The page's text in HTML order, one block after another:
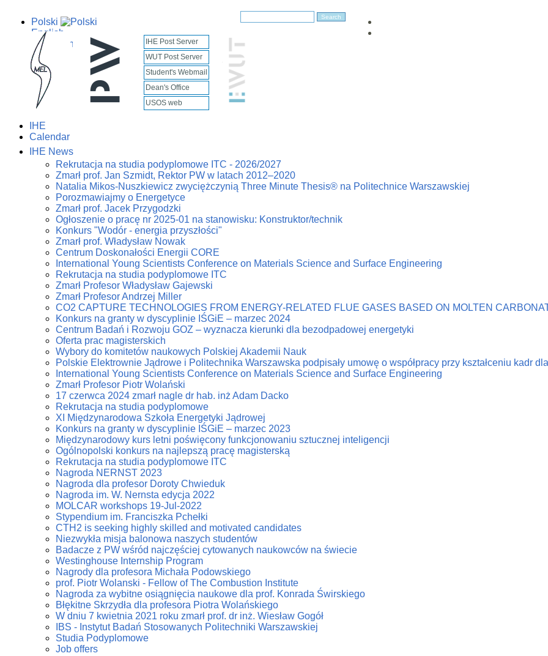
Polski
English
IHE Post Server
WUT Post Server
Student's Webmail
Dean's Office
USOS web
IHE
Calendar
IHE News
Rekrutacja na studia podyplomowe ITC - 2026/2027
Zmarł prof. Jan Szmidt, Rektor PW w latach 2012–2020
Natalia Mikos-Nuszkiewicz zwyciężczynią Three Minute Thesis® na Politechnice Warszawskiej
Porozmawiajmy o Energetyce
Zmarł prof. Jacek Przygodzki
Ogłoszenie o pracę nr 2025-01 na stanowisku: Konstruktor/technik
Konkurs "Wodór - energia przyszłości"
Zmarł prof. Władysław Nowak
Centrum Doskonałości Energii CORE
International Young Scientists Conference on Materials Science and Surface Engineering
Rekrutacja na studia podyplomowe ITC
Zmarł Profesor Władysław Gajewski
Zmarł Profesor Andrzej Miller
CO2 CAPTURE TECHNOLOGIES FROM ENERGY-RELATED FLUE GASES BASED ON MOLTEN
Konkurs na granty w dyscyplinie IŚGiE – marzec 2024
Centrum Badań i Rozwoju GOZ – wyznacza kierunki dla bezodpadowej energetyki
Oferta prac magisterskich
Wybory do komitetów naukowych Polskiej Akademii Nauk
Polskie Elektrownie Jądrowe i Politechnika Warszawska podpisały umowę o współpracy przy kształceniu kadr
International Young Scientists Conference on Materials Science and Surface Engineering
Zmarł Profesor Piotr Wolański
17 czerwca 2024 zmarł nagle dr hab. inż Adam Dacko
Rekrutacja na studia podyplomowe
XI Międzynarodowa Szkoła Energetyki Jądrowej
Konkurs na granty w dyscyplinie IŚGiE – marzec 2023
Międzynarodowy kurs letni poświęcony funkcjonowaniu sztucznej inteligencji
Ogólnopolski konkurs na najlepszą pracę magisterską
Rekrutacja na studia podyplomowe ITC
Nagroda NERNST 2023
Nagroda dla profesor Doroty Chwieduk
Nagroda im. W. Nernsta edycja 2022
MOLCAR workshops 19-Jul-2022
Stypendium im. Franciszka Pchełki
CTH2 is seeking highly skilled and motivated candidates
Niezwykła misja balonowa naszych studentów
Badacze z PW wśród najczęściej cytowanych naukowców na świecie
Westinghouse Internship Program
Nagrody dla profesora Michała Podowskiego
prof. Piotr Wolanski - Fellow of The Combustion Institute
Nagroda za wybitne osiągnięcia naukowe dla prof. Konrada Świrskiego
Błękitne Skrzydła dla profesora Piotra Wolańskiego
W dniu 7 kwietnia 2021 roku zmarł prof. dr inż. Wiesław Gogół
IBS - Instytut Badań Stosowanych Politechniki Warszawskiej
Studia Podyplomowe
Job offers